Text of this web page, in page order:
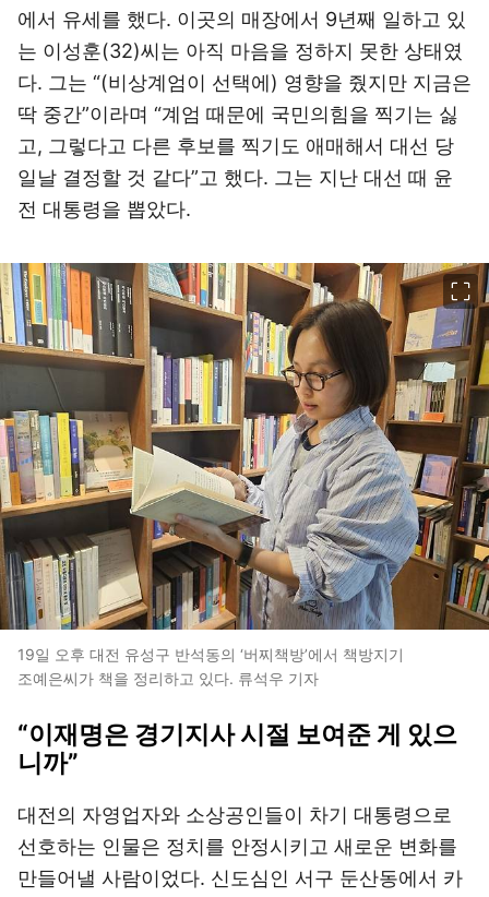
에서 유세를 했다. 이곳의 매장에서 9년째 일하고 있
는 이성훈(32)씨는 아직 마음을 정하지 못한 상태였
다. 그는 “(비상계엄이 선택에) 영향을 줬지만 지금은
딱 중간”이라며 “계엄 때문에 국민의힘을 찍기는 싫
고, 그렇다고 다른 후보를 찍기도 애매해서 대선 당
일날 결정할 것 같다”고 했다. 그는 지난 대선 때 윤
전 대통령을 뽑았다.
19일 오후 대전 유성구 반석동의 ‘버찌책방’에서 책방지기
조예은씨가 책을 정리하고 있다. 류석우 기자
“이재명은 경기지사 시절 보여준 게 있으
니까”
대전의 자영업자와 소상공인들이 차기 대통령으로
선호하는 인물은 정치를 안정시키고 새로운 변화를
만들어낼 사람이었다. 신도심인 서구 둔산동에서 카